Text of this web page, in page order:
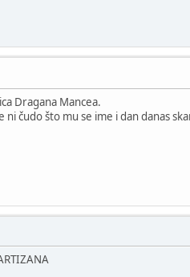
Dragana Mancea.
čudo što mu se ime i dan danas